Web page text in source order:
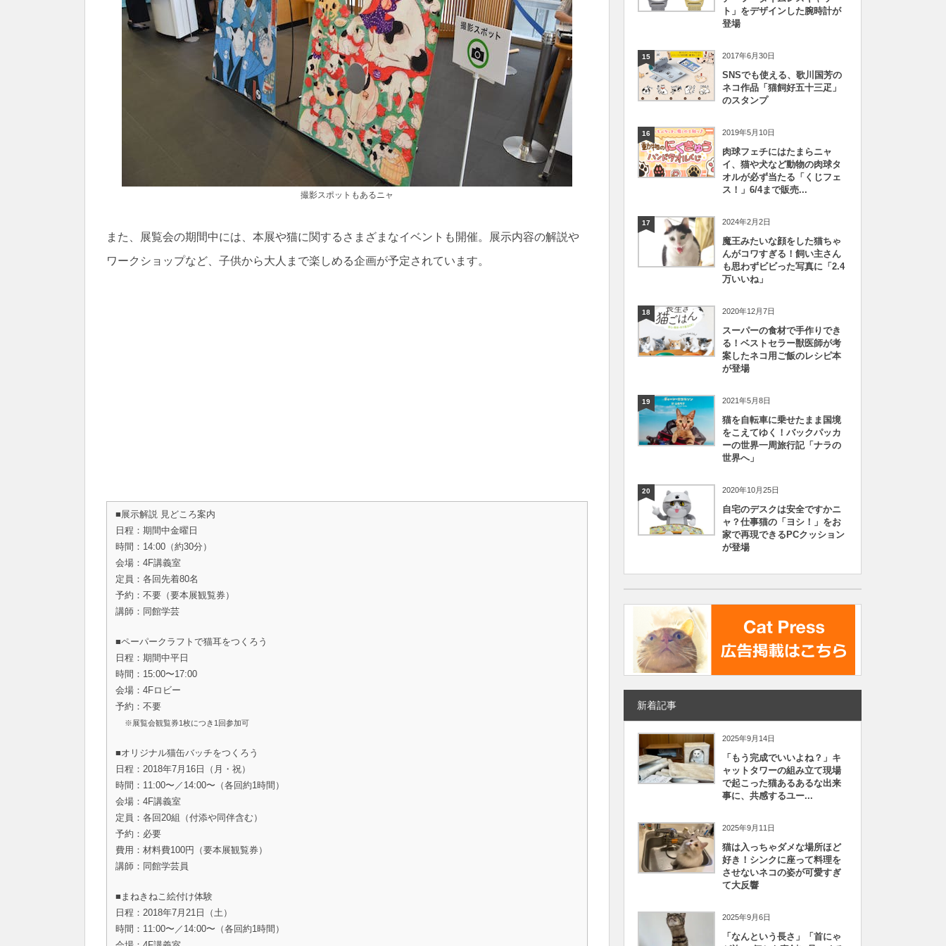
撮影スポットもあるニャ
また、展覧会の期間中には、本展や猫に関するさまざまなイベントも開催。展示内容の解説や
ワークショップなど、子供から大人まで楽しめる企画が予定されています。
■展示解説 見どころ案内
日程：期間中金曜日
時間：14:00（約30分）
会場：4F講義室
定員：各回先着80名
予約：不要（要本展観覧券）
講師：同館学芸
■ペーパークラフトで猫耳をつくろう
日程：期間中平日
時間：15:00〜17:00
会場：4Fロビー
予約：不要
※展覧会観覧券1枚につき1回参加可
■オリジナル猫缶バッチをつくろう
日程：2018年7月16日（月・祝）
時間：11:00〜／14:00〜（各回約1時間）
会場：4F講義室
定員：各回20組（付添や同伴含む）
予約：必要
費用：材料費100円（要本展観覧券）
講師：同館学芸員
■まねきねこ絵付け体験
日程：2018年7月21日（土）
時間：11:00〜／14:00〜（各回約1時間）
ト」をデザインした腕時計が
登場
15 2017年6月30日
SNSでも使える、歌川国芳の
ネコ作品「猫飼好五十三疋」
のスタンプ
16 2019年5月10日
肉球フェチにはたまらニャ
イ、猫や犬など動物の肉球タ
オルが必ず当たる「くじフェ
ス！」6/4まで販売...
17 2024年2月2日
魔王みたいな顔をした猫ちゃ
んがコワすぎる！飼い主さん
も思わずビビった写真に「2.4
万いいね」
18 2020年12月7日
スーパーの食材で手作りでき
る！ベストセラー獣医師が考
案したネコ用ご飯のレシピ本
が登場
19 2021年5月8日
猫を自転車に乗せたまま国境
をこえてゆく！バックパッカ
ーの世界一周旅行記「ナラの
世界へ」
20 2020年10月25日
自宅のデスクは安全ですかニ
ャ？仕事猫の「ヨシ！」をお
家で再現できるPCクッション
が登場
新着記事
2025年9月14日
「もう完成でいいよね？」キ
ャットタワーの組み立て現場
で起こった猫あるあるな出来
事に、共感するユー...
2025年9月11日
猫は入っちゃダメな場所ほど
好き！シンクに座って料理を
させないネコの姿が可愛すぎ
て大反響
2025年9月6日
「なんという長さ」「首にゃ